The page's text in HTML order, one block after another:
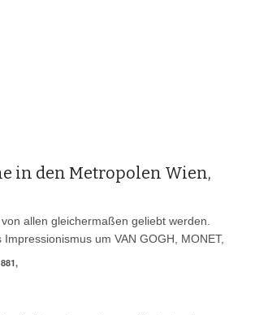
in den Metropolen Wien,
allen gleichermaßen geliebt werden.
um VAN GOGH, MONET,